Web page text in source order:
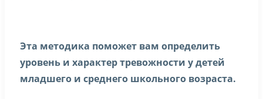
Эта методика поможет вам определить
уровень и характер тревожности у детей
младшего и среднего школьного возраста.